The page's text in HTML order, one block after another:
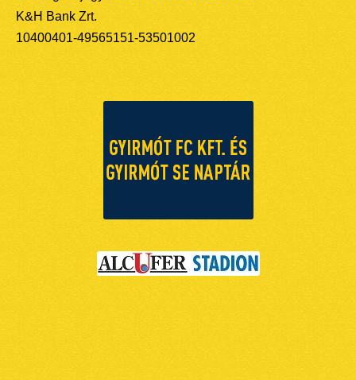
K&H Bank Zrt.
10400401-49565151-53501002